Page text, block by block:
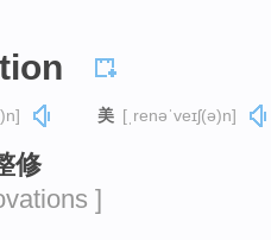
美 [ˌrenəˈveɪʃ(ə)n]
修
]